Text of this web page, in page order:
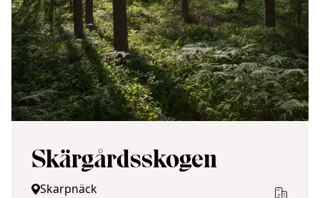
Skärgårdsskogen
Skarpnäck